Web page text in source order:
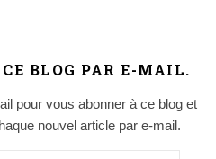
BLOG PAR E-MAIL.
pour vous abonner à ce blog et
nouvel article par e-mail.